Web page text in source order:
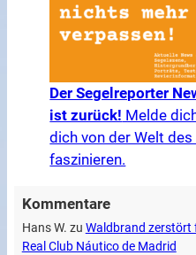
Der Segelreporter
ist zurück! Melde
dich von der Welt
faszinieren.
Kommentare
Hans W. zu Waldbrand zerstört
Real Club Náutico de Madrid